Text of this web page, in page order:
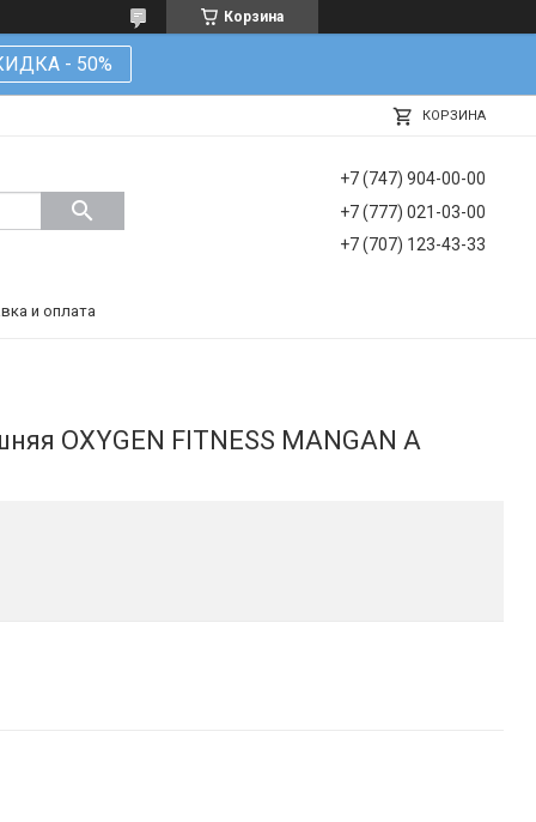
Корзина
- 50%
КОРЗИНА
+7 (747) 904-00-00
+7 (777) 021-03-00
+7 (707) 123-43-33
и оплата
OXYGEN FITNESS MANGAN A